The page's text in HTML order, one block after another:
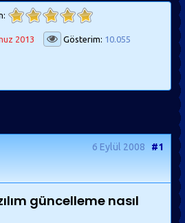
2013 Gösterim: 10.055
6 Eylül 2008 #1
güncelleme nasıl